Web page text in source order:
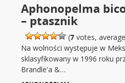
Aphonopelma
– ptasznik
(7 votes,
Na wolności występuje w
sklasyfikowany w 1996 roku
Brandle'a &…